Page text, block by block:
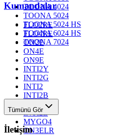
TOONA 4024
TOONA 5024
TOONA 5024 HS
TOONA 6024 HS
TOONA 7024
Kumandalar
FLO2RE
FLO4RE
ON2E
ON4E
ON9E
INTI2Y
INTI2G
INTI2
INTI2B
INTI2R
INTI2L
MYGO4
ON3ELR
Tümünü Gör
İletişim